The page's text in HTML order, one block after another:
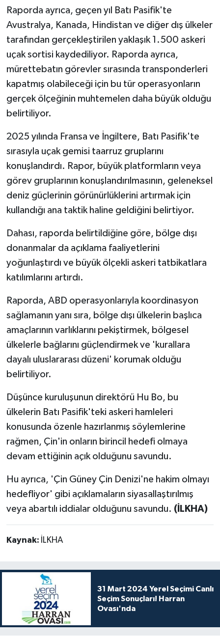
Raporda ayrıca, geçen yıl Batı Pasifik'te
Avustralya, Kanada, Hindistan ve diğer dış ülkeler
tarafından gerçekleştirilen yaklaşık 1.500 askeri
uçak sortisi kaydediliyor. Raporda ayrıca,
mürettebatın görevler sırasında transponderleri
kapatmış olabileceği için bu tür operasyonların
gerçek ölçeğinin muhtemelen daha büyük olduğu
belirtiliyor.
2025 yılında Fransa ve İngiltere, Batı Pasifik'te
sırasıyla uçak gemisi taarruz gruplarını
konuşlandırdı. Rapor, büyük platformların veya
görev gruplarının konuşlandırılmasının, geleneksel
deniz güçlerinin görünürlüklerini artırmak için
kullandığı ana taktik haline geldiğini belirtiyor.
Dahası, raporda belirtildiğine göre, bölge dışı
donanmalar da açıklama faaliyetlerini
yoğunlaştırdı ve büyük ölçekli askeri tatbikatlara
katılımlarını artırdı.
Raporda, ABD operasyonlarıyla koordinasyon
sağlamanın yanı sıra, bölge dışı ülkelerin başlıca
amaçlarının varlıklarını pekiştirmek, bölgesel
ülkelerle bağlarını güçlendirmek ve 'kurallara
dayalı uluslararası düzeni' korumak olduğu
belirtiliyor.
Düşünce kuruluşunun direktörü Hu Bo, bu
ülkelerin Batı Pasifik'teki askeri hamleleri
konusunda özenle hazırlanmış söylemlerine
rağmen, Çin'in onların birincil hedefi olmaya
devam ettiğinin açık olduğunu savundu.
Hu ayrıca, 'Çin Güney Çin Denizi'ne hakim olmayı
hedefliyor' gibi açıklamaların siyasallaştırılmış
veya abartılı iddialar olduğunu savundu. (İLKHA)
Kaynak: İLKHA
31 Mart 2024 Yerel Seçimi Canlı
Seçim Sonuçları! Harran
Ovası'nda